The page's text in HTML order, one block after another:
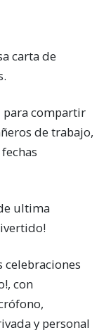
carta de
para compartir
de trabajo,
ultima
celebraciones
con
y personal